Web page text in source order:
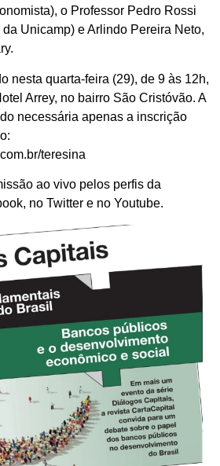
o Professor Pedro Rossi
Unicamp) e Arlindo Pereira Neto,
nesta quarta-feira (29), de 9 às 12h,
Arrey, no bairro São Cristóvão. A
necessária apenas a inscrição
teresina
ao vivo pelos perfis da
no Twitter e no Youtube.